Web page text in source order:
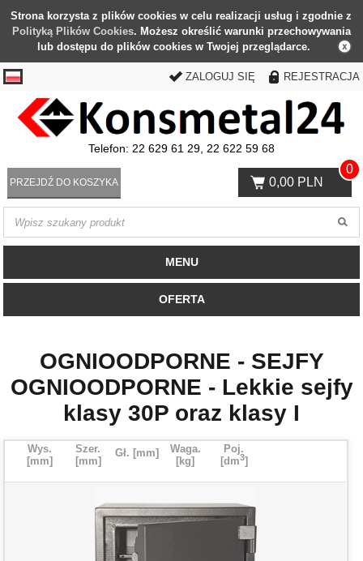
Strona korzysta z plików cookies w celu realizacji usług i zgodnie z
Polityką Plików Cookies. Możesz określić warunki przechowywania
lub dostępu do plików cookies w Twojej przeglądarce.
ZALOGUJ SIĘ REJESTRACJA
Telefon: 22 629 61 29, 22 622 59 68
0,00 PLN
0
PRZEJDŹ DO KOSZYKA
MENU
OFERTA
OGNIOODPORNE - SEJFY
OGNIOODPORNE - Lekkie sejfy
klasy 30P oraz klasy I
Wys.
[mm]
Szer.
[mm]
Gł. [mm]
Waga.
[kg]
Poj.
[dm3]